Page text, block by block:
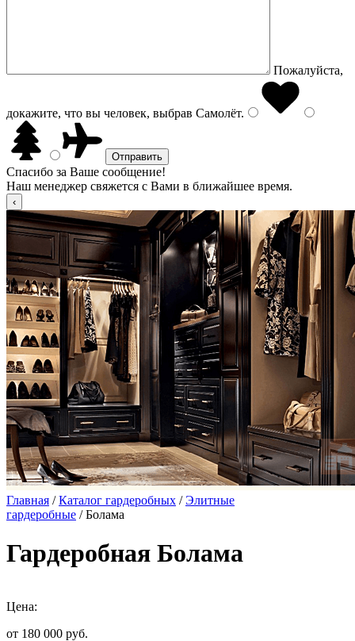
Пожалуйста,
докажите, что вы человек, выбрав Самолёт.
Спасибо за Ваше сообщение!
Наш менеджер свяжется с Вами в ближайшее время.
Главная /Каталог гардеробных /Элитные
гардеробные / Болама
Гардеробная Болама
Цена:
от 180 000 руб.